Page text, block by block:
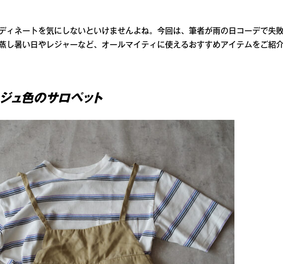
ィネートを気にしないといけませんよね。今回は、筆者が雨の日コーデで失
し暑い日やレジャーなど、オールマイティに使えるおすすめアイテムをご紹
ュ色のサロペット